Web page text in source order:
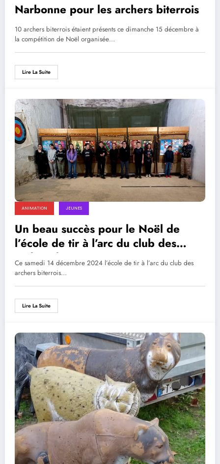
Narbonne pour les archers biterrois
10 archers biterrois étaient présents ce dimanche 15 décembre à
la compétition de Noël organisée…
Lire La Suite
ANIMATION JEUNES
Un beau succès pour le Noël de
l’école de tir à l’arc du club des
archers biterrois.
Ce samedi 14 décembre 2024 l’école de tir à l’arc du club des
archers biterrois…
Lire La Suite